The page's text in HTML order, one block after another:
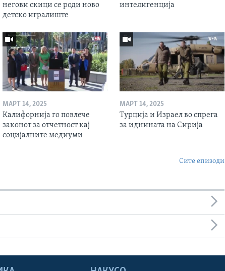
негови скици се роди ново
детско игралиште
интелигенција
МАРТ 14, 2025
Калифорнија го повлече
законот за отчетност кај
социјалните медиуми
МАРТ 14, 2025
Турција и Израел во спрега
за иднината на Сирија
Сите епизоди